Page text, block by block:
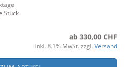
Stück
ab 330,00 CHF
inkl. 8.1% MwSt. zzgl. Versand